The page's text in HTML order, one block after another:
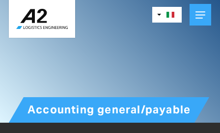
main
content
Accounting general/payable